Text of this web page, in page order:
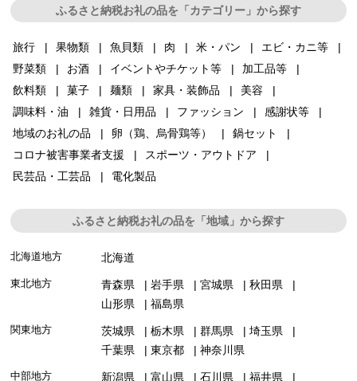
ふるさと納税お礼の品を「カテゴリー」から探す
旅行 果物類 魚貝類 肉 米・パン
エビ・カニ等
野菜類
お酒 イベントやチケット等
加工品等
飲料類
菓子 麺類 家具・装飾品
美容
調味料・油
雑貨・日用品 ファッション
感謝状等
地域のお礼の品
卵（鶏、烏骨鶏等）
鍋セット
コロナ被害事業者支援
スポーツ・アウトドア
民芸品・工芸品
電化製品
ふるさと納税お礼の品を「地域」から探す
北海道地方 北海道
東北地方 青森県 岩手県 宮城県
秋田県
山形県
福島県
関東地方 茨城県 栃木県 群馬県
埼玉県
千葉県
東京都 神奈川県
中部地方 新潟県 富山県 石川県
福井県